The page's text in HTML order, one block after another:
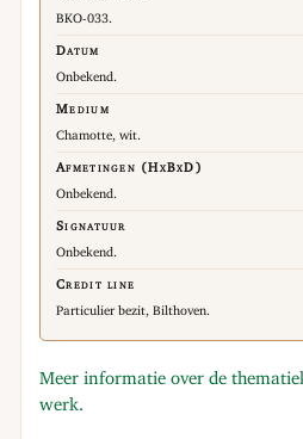
BKO-033.
Datum
Onbekend.
Medium
Chamotte, wit.
Afmetingen (HxBxD)
Onbekend.
Signatuur
Onbekend.
Credit line
Particulier bezit, Bilthoven.
Meer informatie over de
werk.